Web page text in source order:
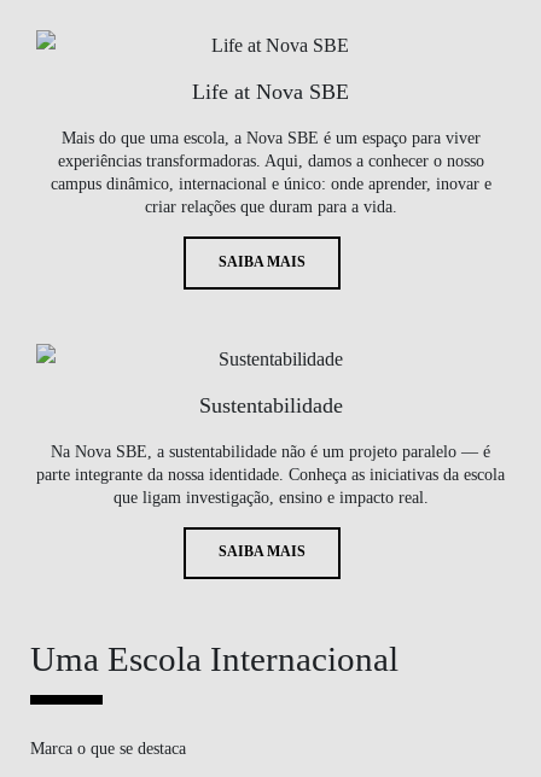
Life at Nova SBE
Mais do que uma escola, a Nova SBE é um espaço para viver
experiências transformadoras. Aqui, damos a conhecer o nosso
campus dinâmico, internacional e único: onde aprender, inovar e
criar relações que duram para a vida.
SAIBA MAIS
Sustentabilidade
Na Nova SBE, a sustentabilidade não é um projeto paralelo — é
parte integrante da nossa identidade. Conheça as iniciativas da escola
que ligam investigação, ensino e impacto real.
SAIBA MAIS
Uma Escola Internacional
Marca o que se destaca